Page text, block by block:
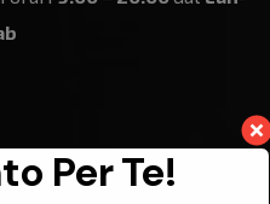
Per Te!